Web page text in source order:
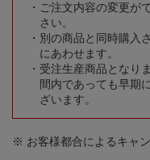
ご注文内容の変更が
さい。
別の商品と同時購入
にあわせます。
受注生産商品となり
間内であっても早期
ざいます。
※ お客様都合によるキャ